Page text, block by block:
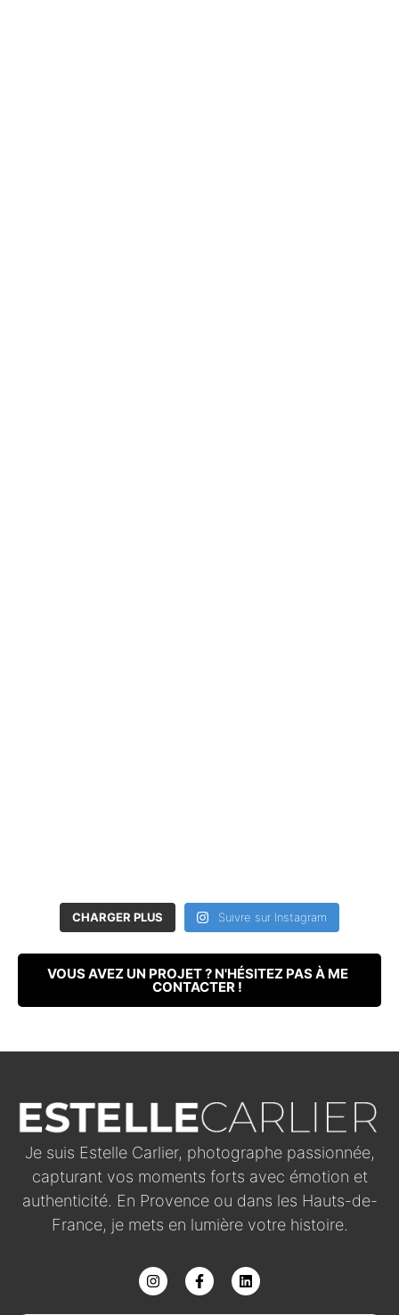
CHARGER PLUS Suivre sur Instagram
VOUS AVEZ UN PROJET ? N'HÉSITEZ PAS À ME
CONTACTER !
Je suis Estelle Carlier, photographe passionnée,
capturant vos moments forts avec émotion et
authenticité. En Provence ou dans les Hauts-de-
France, je mets en lumière votre histoire.